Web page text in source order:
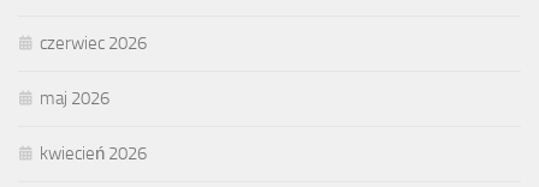
czerwiec 2026
maj 2026
kwiecień 2026